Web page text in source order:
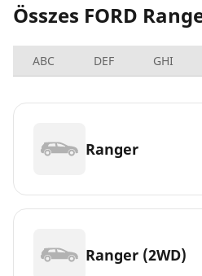
Összes FORD
ABC DEF GHI
Ranger
Ranger (2WD)